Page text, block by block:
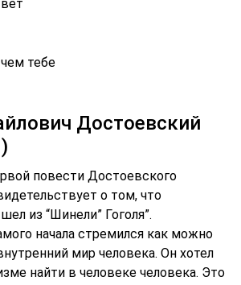
тебе
Достоевский
повести Достоевского
о том, что
из “Шинели” Гоголя”.
начала стремился как можно
мир человека. Он хотел
найти в человеке человека. Это